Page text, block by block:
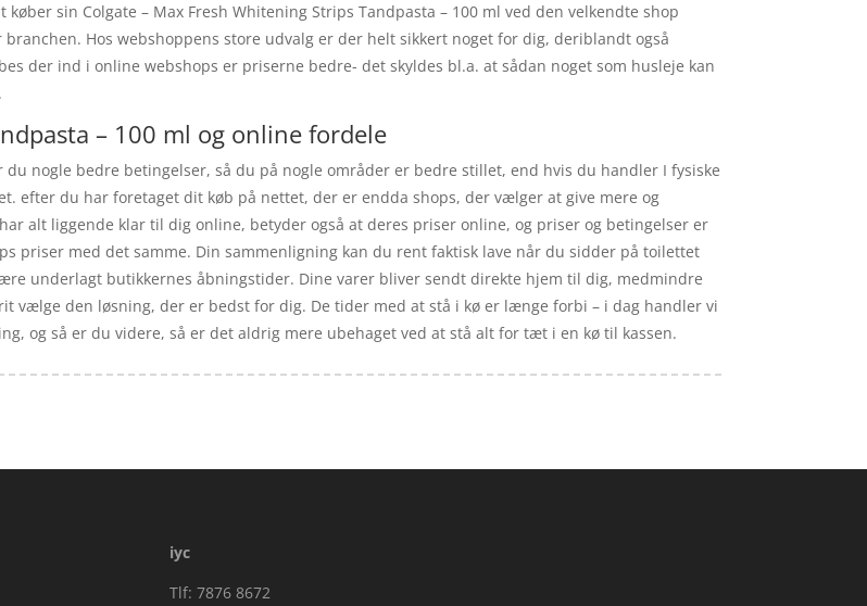
sin Colgate – Max Fresh Whitening Strips Tandpasta – 100 ml ved den velkendte shop
Hos webshoppens store udvalg er der helt sikkert noget for dig, deriblandt også
der ind i online webshops er priserne bedre- det skyldes bl.a. at sådan noget som husleje kan
– 100 ml og online fordele
nogle bedre betingelser, så du på nogle områder er bedre stillet, end hvis du handler I fysiske
efter du har foretaget dit køb på nettet, der er endda shops, der vælger at give mere og
alt liggende klar til dig online, betyder også at deres priser online, og priser og betingelser er
priser med det samme. Din sammenligning kan du rent faktisk lave når du sidder på toilettet
underlagt butikkernes åbningstider. Dine varer bliver sendt direkte hjem til dig, medmindre
vælge den løsning, der er bedst for dig. De tider med at stå i kø er længe forbi – i dag handler vi
og så er du videre, så er det aldrig mere ubehaget ved at stå alt for tæt i en kø til kassen.
iyc
Tlf: 7876 8672